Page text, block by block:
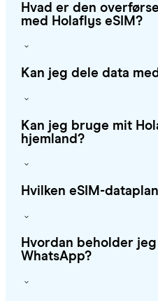
Hvad er den
med Holaflys eSIM?
Kan jeg dele data
Kan jeg bruge mit
hjemland?
Hvilken eSIM-
Hvordan beholder
WhatsApp?